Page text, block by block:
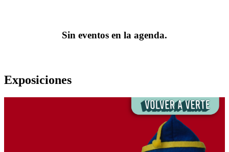
Sin eventos en la agenda.
Exposiciones